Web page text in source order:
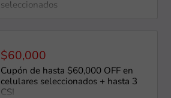
seleccionados
$60,000
Cupón de hasta $60,000 OFF en
celulares seleccionados + hasta 3
CSI